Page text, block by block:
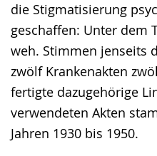
die Stigmatisierung
geschaffen: Unter dem
weh. Stimmen jenseits
zwölf Krankenakten
fertigte dazugehörige
verwendeten Akten
Jahren 1930 bis 1950.